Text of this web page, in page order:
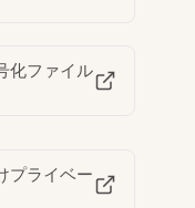
化ファイル
プライベー